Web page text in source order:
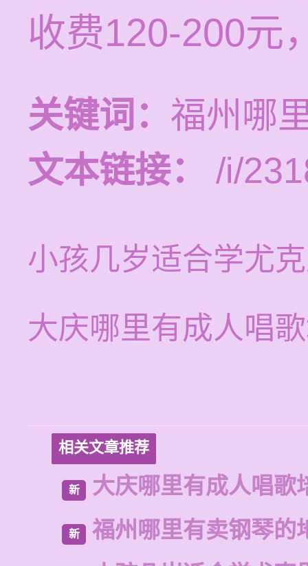
收费120-200元
关键词： 福州哪
文本链接：
/i/
小孩几岁适合学尤
大庆哪里有成人唱
相关文章推荐
新 大庆哪里有成人唱歌
新
福州哪里有卖钢琴的